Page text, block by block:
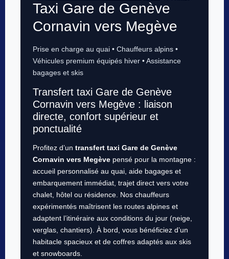
Taxi Gare de Genève
Cornavin vers Megève
Prise en charge au quai • Chauffeurs alpins •
Véhicules premium équipés hiver • Assistance
bagages et skis
Transfert taxi Gare de Genève
Cornavin vers Megève : liaison
directe, confort supérieur et
ponctualité
Profitez d’un transfert taxi Gare de Genève
Cornavin vers Megève pensé pour la montagne :
accueil personnalisé au quai, aide bagages et
embarquement immédiat, trajet direct vers votre
chalet, hôtel ou résidence. Nos chauffeurs
expérimentés maîtrisent les routes alpines et
adaptent l’itinéraire aux conditions du jour (neige,
verglas, chantiers). À bord, vous bénéficiez d’un
habitacle spacieux et de coffres adaptés aux skis
et snowboards.